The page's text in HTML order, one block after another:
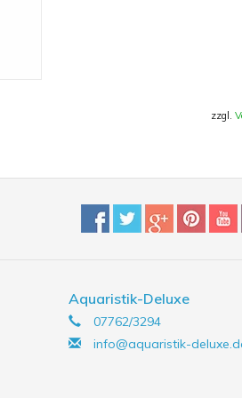
zzgl.
Aquaristik-Deluxe
07762/3294
info@aquaristik-